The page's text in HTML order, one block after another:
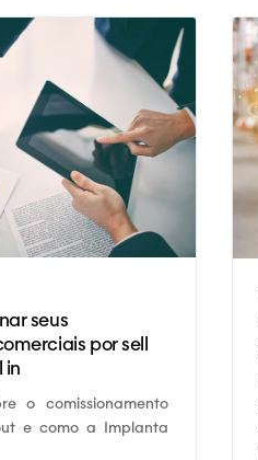
seus
por sell
in
o comissionamento
e como a Implanta